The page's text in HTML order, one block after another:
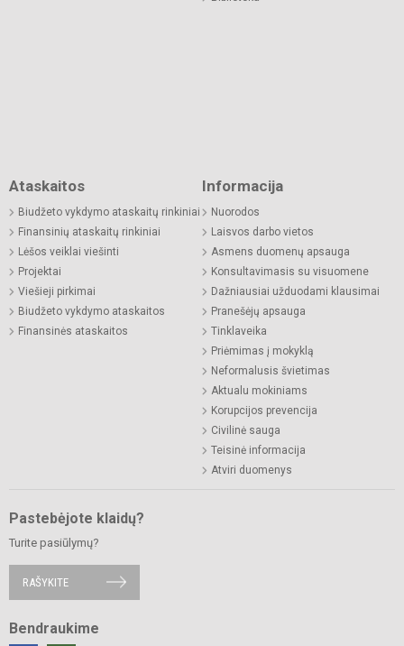
Ataskaitos
Biudžeto vykdymo ataskaitų rinkiniai
Finansinių ataskaitų rinkiniai
Lėšos veiklai viešinti
Projektai
Viešieji pirkimai
Biudžeto vykdymo ataskaitos
Finansinės ataskaitos
Informacija
Nuorodos
Laisvos darbo vietos
Asmens duomenų apsauga
Konsultavimasis su visuomene
Dažniausiai užduodami klausimai
Pranešėjų apsauga
Tinklaveika
Priėmimas į mokyklą
Neformalusis švietimas
Aktualu mokiniams
Korupcijos prevencija
Civilinė sauga
Teisinė informacija
Atviri duomenys
Pastebėjote klaidų?
Turite pasiūlymų?
RAŠYKITE
Bendraukime